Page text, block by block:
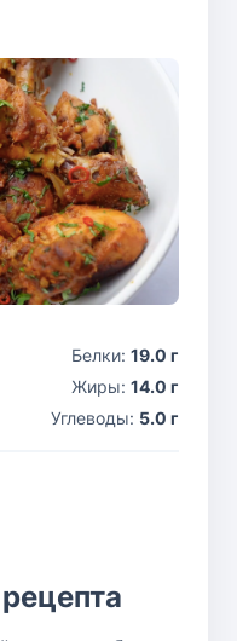
Белки: 19.0 г
Жиры: 14.0 г
Углеводы: 5.0 г